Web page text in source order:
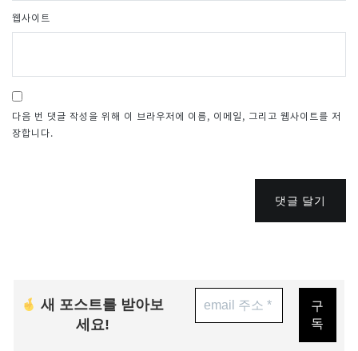
웹사이트
다음 번 댓글 작성을 위해 이 브라우저에 이름, 이메일, 그리고 웹사이트를 저
장합니다.
댓글 달기
새 포스트를 받아보
세요!